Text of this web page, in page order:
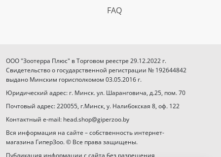
FAQ
ООО "Зоотерра Плюс" в Торговом реестре 29.12.2022 г.
Свидетельство о государственной регистрации № 192644842
выдано Минским горисполкомом 03.05.2016 г.
Юридический адрес: г. Минск. ул. Шаранговича, д.25, пом. 70
Почтовый адрес: 220055, г.Минск, у. Налибокская 8, оф. 122
Контактный e-mail: head.shop@giperzoo.by
Вся информация на сайте – собственность интернет-
магазина ГиперЗоо. © Все права защищены.
Публикация информации с сайта без разрешения